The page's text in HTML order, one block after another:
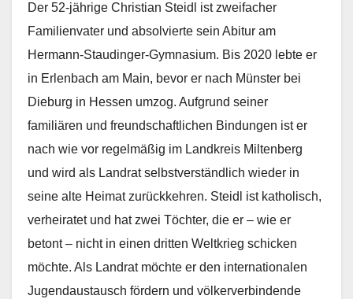
Der 52-jährige Christian Steidl ist zweifacher
Familienvater und absolvierte sein Abitur am
Hermann-Staudinger-Gymnasium. Bis 2020 lebte er
in Erlenbach am Main, bevor er nach Münster bei
Dieburg in Hessen umzog. Aufgrund seiner
familiären und freundschaftlichen Bindungen ist er
nach wie vor regelmäßig im Landkreis Miltenberg
und wird als Landrat selbstverständlich wieder in
seine alte Heimat zurückkehren. Steidl ist katholisch,
verheiratet und hat zwei Töchter, die er – wie er
betont – nicht in einen dritten Weltkrieg schicken
möchte. Als Landrat möchte er den internationalen
Jugendaustausch fördern und völkerverbindende